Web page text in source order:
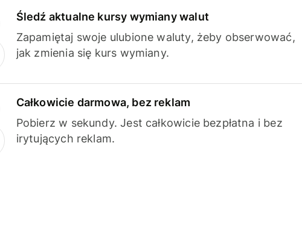
Śledź aktualne kursy wymiany walut
Zapamiętaj swoje ulubione waluty, żeby obserwować,
jak zmienia się kurs wymiany.
Całkowicie darmowa, bez reklam
Pobierz w sekundy. Jest całkowicie bezpłatna i bez
irytujących reklam.